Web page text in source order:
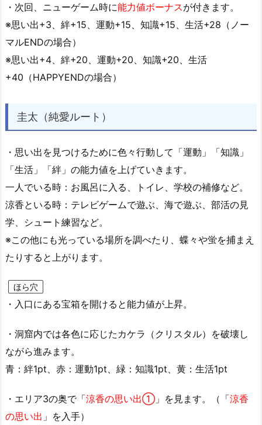
・次回、ニューゲーム時に能力値ボーナスが付きます。
※思い出+3、絆+15、運動+15、知識+15、生活+28（ノー
マルENDの場合）
※思い出+4、絆+20、運動+20、知識+20、生活
+40（HAPPYENDの場合）
圭太（純愛ルート）
・思い出を見つけるために色々行動して「運動」「知識」
「生活」「絆」の能力値を上げていきます。
一人でいる時：お風呂に入る、トイレ、学校の補修など。
涼香といる時：テレビゲームで遊ぶ、海で遊ぶ、部活の見
学、シュート練習など。
※この他にも光っている場所を調べたり、蝶々や蛍を捕まえ
たりすると上がります。
ほら穴
・入口にある宝箱を開けると能力値が上昇。
・洞窟内では各色に応じたカケラ（クリスタル）を破壊し
ながら進みます。
青：絆1pt、赤：運動1pt、緑：知識1pt、黄：生活1pt
・エリア3の奥で「涼香の思い出① 」を見ます。（「涼香
の思い出 」を入手）